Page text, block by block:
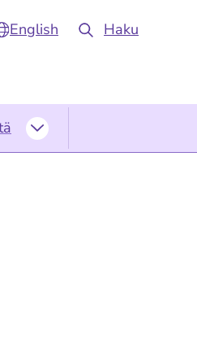
English Haku
Meistä
alasivut